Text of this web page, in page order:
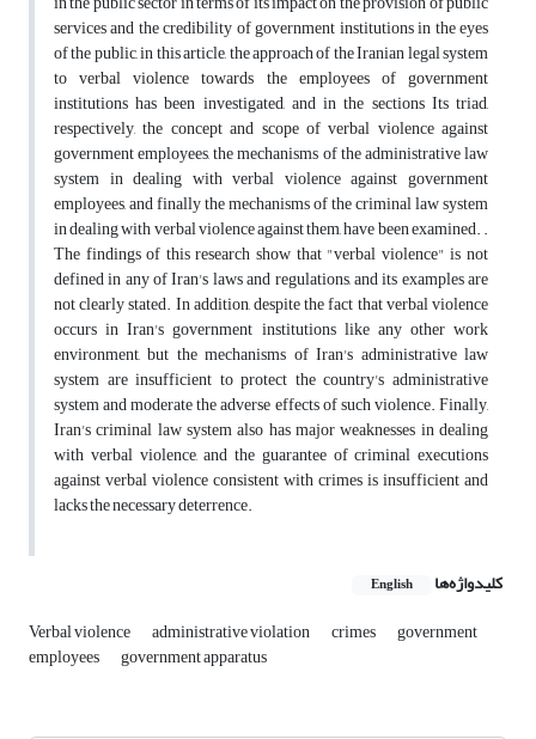
services and the credibility of government institutions in the eyes
of the public, in this article, the approach of the Iranian legal system
to verbal violence towards the employees of government
institutions has been investigated, and in the sections Its triad,
respectively, the concept and scope of verbal violence against
government employees, the mechanisms of the administrative law
system in dealing with verbal violence against government
employees, and finally the mechanisms of the criminal law system
in dealing with verbal violence against them, have been examined. .
The findings of this research show that "verbal violence" is not
defined in any of Iran's laws and regulations, and its examples are
not clearly stated. In addition, despite the fact that verbal violence
occurs in Iran's government institutions like any other work
environment, but the mechanisms of Iran's administrative law
system are insufficient to protect the country's administrative
system and moderate the adverse effects of such violence. Finally,
Iran's criminal law system also has major weaknesses in dealing
with verbal violence, and the guarantee of criminal executions
against verbal violence consistent with crimes is insufficient and
lacks the necessary deterrence.
کلیدواژه‌ها English
Verbal violence administrative violation crimes government
employees government apparatus